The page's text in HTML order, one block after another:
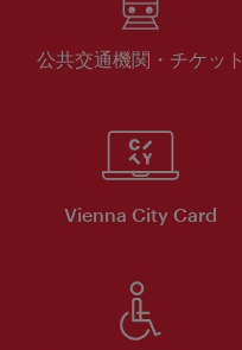
公共交通機関・チケット
Vienna City Card